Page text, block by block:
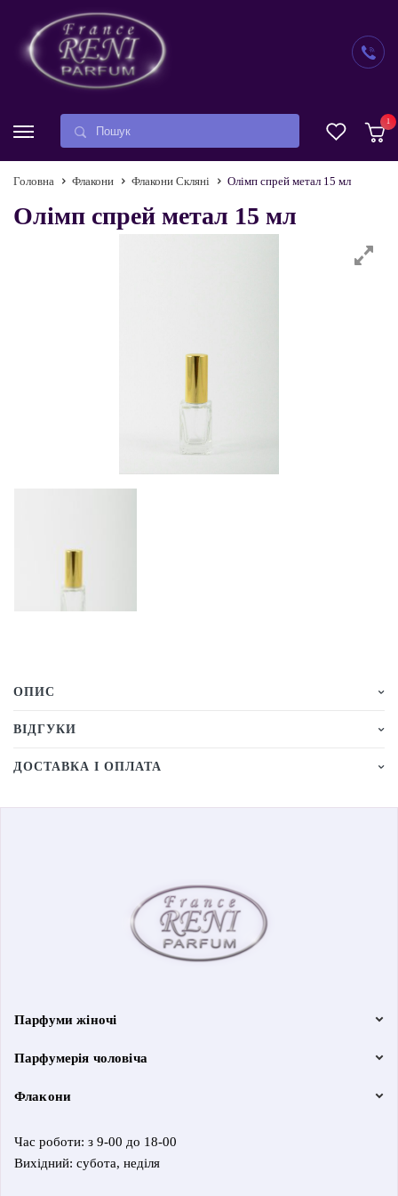
1
Головна Флакони Флакони Скляні Олімп спрей метал 15 мл
Олімп спрей метал 15 мл
ОПИС
ВІДГУКИ
ДОСТАВКА І ОПЛАТА
Парфуми жіночі
Парфумерія чоловіча
Флакони
Час роботи: з 9-00 до 18-00
Вихідний: субота, неділя